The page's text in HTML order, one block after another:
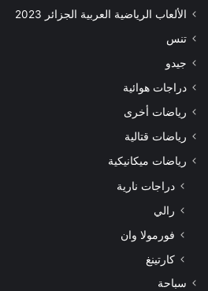
الألعاب الرياضية العربية الجزائر 2023
تنس
جيدو
دراجات هوائية
رياضات أخرى
رياضات قتالية
رياضات ميكانيكية
دراجات نارية
رالي
فورمولا وان
كارتينغ
سباحة